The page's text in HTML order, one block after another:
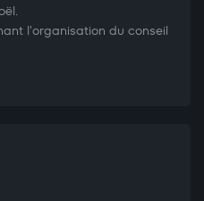
l'organisation du conseil